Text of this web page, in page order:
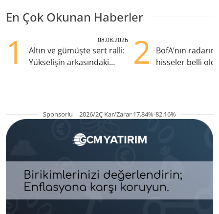
En Çok Okunan Haberler
1 08.08.2026
Altın ve gümüşte sert ralli:
Yükselişin arkasındaki
2
BofA’nın
hisseler belli
Sponsorlu | 2026/2Ç Kar/Zarar 17.84%-82.16%